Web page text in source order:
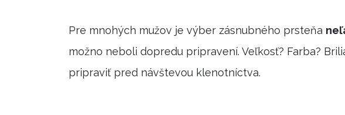
Pre mnohých mužov je výber zásnubného prsteňa
možno neboli dopredu pripravení. Veľkosť? Farba?
pripraviť pred návštevou klenotníctva.